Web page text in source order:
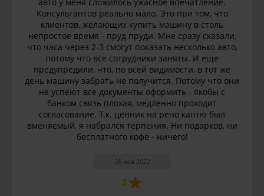
Консультантов реально мало. Это при том, что
клиентов, желающих купить машину в столь
непростое время - пруд пруди. Мне сразу сказали,
что часа через 2-3 смогут показать несколько авто,
потому что все сотрудники заняты. И еще
предупредили, что, по всей видимости, в тот же
день машину забрать не получится. Потому что они
не успеют все документы оформить - якобы с
банком связь плохая, медленно проходит
согласование. Т.к. ценник на рено каптю был
вменяемый, я набрался терпения. Ни подарков, ни
бесплатного кофе - ничего!
26 мая 2022
2